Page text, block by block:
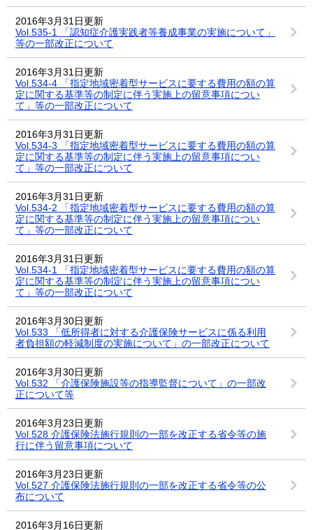
2016年3月31日更新
Vol.535-1 「認知症介護実践者等養成事業の実施について」
等の一部改正について
2016年3月31日更新
Vol.534-4 「指定地域密着型サービスに要する費用の額の算
定に関する基準等の制定に伴う実施上の留意事項につい
て」等の一部改正について
2016年3月31日更新
Vol.534-3 「指定地域密着型サービスに要する費用の額の算
定に関する基準等の制定に伴う実施上の留意事項につい
て」等の一部改正について
2016年3月31日更新
Vol.534-2 「指定地域密着型サービスに要する費用の額の算
定に関する基準等の制定に伴う実施上の留意事項につい
て」等の一部改正について
2016年3月31日更新
Vol.534-1 「指定地域密着型サービスに要する費用の額の算
定に関する基準等の制定に伴う実施上の留意事項につい
て」等の一部改正について
2016年3月30日更新
Vol.533 「低所得者に対する介護保険サービスに係る利用
者負担額の軽減制度の実施について」の一部改正について
2016年3月30日更新
Vol.532 「介護保険施設等の指導監督について」の一部改
正について等
2016年3月23日更新
Vol.528 介護保険法施行規則の一部を改正する省令等の施
行に伴う留意事項について
2016年3月23日更新
Vol.527 介護保険法施行規則の一部を改正する省令等の公
布について
2016年3月16日更新